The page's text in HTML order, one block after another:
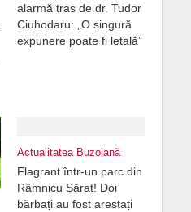
alarmă tras de dr. Tudor
Ciuhodaru: „O singură
expunere poate fi letală”
Actualitatea Buzoiană
Flagrant într-un parc din
Râmnicu Sărat! Doi
bărbați au fost arestați